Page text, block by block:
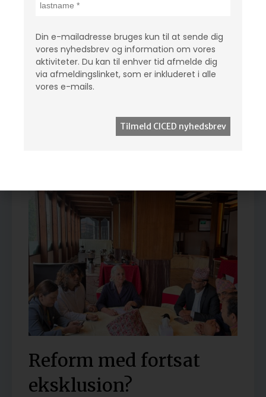
Læsetid 2 min - Lyttetid 4 min
I sidste weekend samledes Everest Network i
Katmandu til en to dages workshop, der bragte 15
små organisationer fra hele Nepal sammen. De
havde hver især deres unikke fokusområder – fra...
Reform med fortsat
eksklusion?
Din e-mailadresse bruges kun til at sende dig
vores nyhedsbrev og information om vores
aktiviteter. Du kan til enhver tid afmelde dig
via afmeldingslinket, som er inkluderet i alle
vores e-mails.